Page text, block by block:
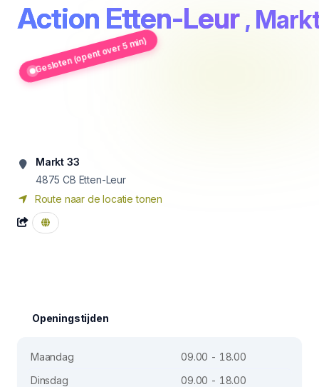
Action Etten-Leur ,
Gesloten (opent over 5 min)
Markt 33
4875 CB Etten-Leur
Route naar de locatie tonen
Openingstijden
Maandag
09.00 - 18.00
Dinsdag
09.00 - 18.00